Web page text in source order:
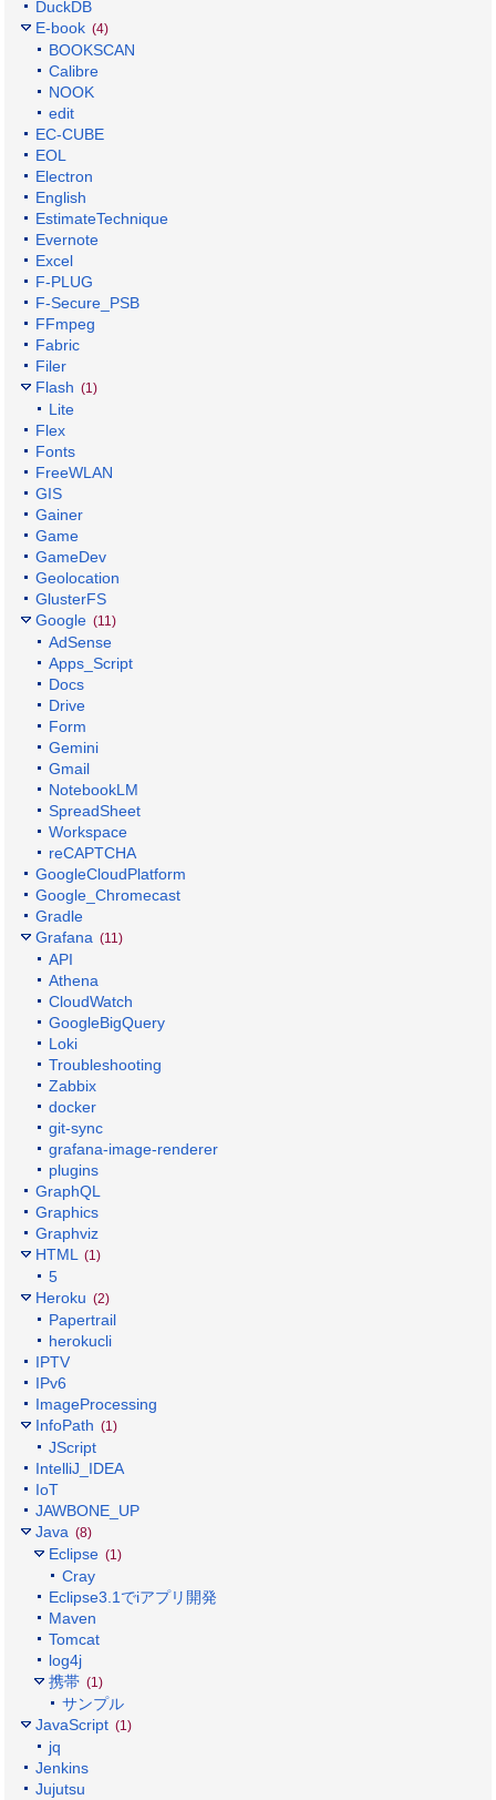
DuckDB
E-book (4)
BOOKSCAN
Calibre
NOOK
edit
EC-CUBE
EOL
Electron
English
EstimateTechnique
Evernote
Excel
F-PLUG
F-Secure_PSB
FFmpeg
Fabric
Filer
Flash (1)
Lite
Flex
Fonts
FreeWLAN
GIS
Gainer
Game
GameDev
Geolocation
GlusterFS
Google (11)
AdSense
Apps_Script
Docs
Drive
Form
Gemini
Gmail
NotebookLM
SpreadSheet
Workspace
reCAPTCHA
GoogleCloudPlatform
Google_Chromecast
Gradle
Grafana (11)
API
Athena
CloudWatch
GoogleBigQuery
Loki
Troubleshooting
Zabbix
docker
git-sync
grafana-image-renderer
plugins
GraphQL
Graphics
Graphviz
HTML (1)
5
Heroku (2)
Papertrail
herokucli
IPTV
IPv6
ImageProcessing
InfoPath (1)
JScript
IntelliJ_IDEA
IoT
JAWBONE_UP
Java (8)
Eclipse (1)
Cray
Eclipse3.1でiアプリ開発
Maven
Tomcat
log4j
携帯 (1)
サンプル
JavaScript (1)
jq
Jenkins
Jujutsu